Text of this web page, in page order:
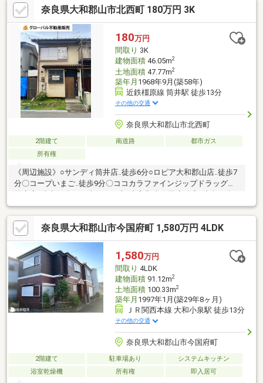
奈良県大和郡山市北西町 180万円 3K
180万円
間取り 3K
建物面積46.05m2
土地面積47.77m2
築年月 1968年9月(築58年)
近鉄橿原線 筒井駅 徒歩13分
その他の交通
奈良県大和郡山市北西町
2階建て 南道路
都市ガス
所有権
《周辺施設》○サンディ筒井店‥徒歩6分○ロピア大和郡山店‥徒歩7
分〇コープいまご‥徒歩9分〇ココカラファインジップドラッグ今
ファミリーマート近鉄筒井駅前店‥徒歩11分●片桐小学校‥徒歩23
分●郡山南中学校‥徒歩13分はじめての家探しの方、一度は探した
けど決まらなかった…という方も、まずは当社“グローバル不動産
販売”にご相談下さい。予算のご相談はもちろん、不動産購入にま
つわる全てを当社におまかせください。丁寧でわかりやすい説明
で、安心の不動産購入をお約束いたします。
奈良県大和郡山市今国府町 1,580万円 4LDK
1,580万円
間取り 4LDK
建物面積91.12m2
土地面積100.33m2
築年月 1997年1月(築29年8ヶ月)
ＪＲ関西本線 大和小泉駅 徒歩13分
その他の交通
奈良県大和郡山市今国府町
2階建て 駐車場あり
システムキッチン
浴室乾燥機
所有権 即入居可